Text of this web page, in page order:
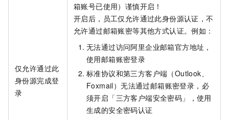
仅允许通过此
身份源完成登
录
箱账号已使用）谨慎开启！
开启后，员工仅允许通过此身份源认证，不
允许通过邮箱账密等其他方式认证。例如：
无法通过访问阿里企业邮箱官方地址，
使用邮箱账密登录
标准协议和第三方客户端（Outlook、
Foxmail）无法通过邮箱账密登录，必
须开启「三方客户端安全密码」，使用
生成的安全密码认证